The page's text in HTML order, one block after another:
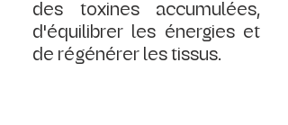
des toxines accumulées,
d'équilibrer les énergies et
de régénérer les tissus.